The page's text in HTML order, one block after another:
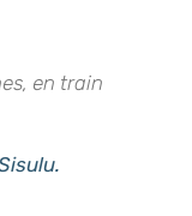
en train